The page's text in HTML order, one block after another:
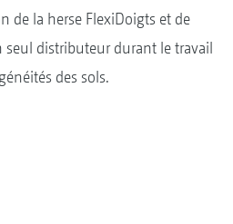
de la herse FlexiDoigts et de
seul distributeur durant le travail
des sols.